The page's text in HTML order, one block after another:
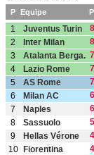
P Equipe
1 Juventus Turin
2 Inter Milan
3 Atalanta Berga.
4 Lazio Rome
5 AS Rome
6 Milan AC
7 Naples
8 Sassuolo
9 Hellas Vérone
10 Fiorentina